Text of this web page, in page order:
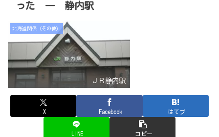
った ― 静内駅
北海道関係（その他）
ＪＲ静内駅
X Facebook はてブ
LINE コピー